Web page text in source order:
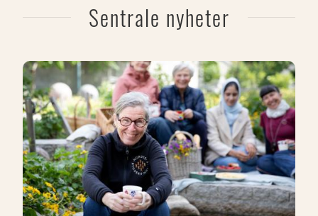
Sentrale nyheter